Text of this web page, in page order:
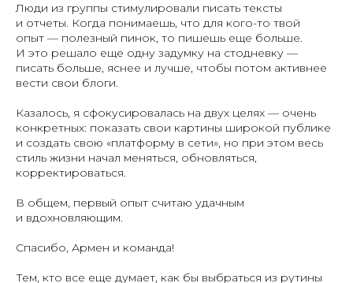
Люди из группы стимулировали писать тексты
и отчеты. Когда понимаешь, что для кого-то твой
опыт — полезный пинок, то пишешь еще больше.
И это решало еще одну задумку на стодневку —
писать больше, яснее и лучше, чтобы потом активнее
вести свои блоги.
Казалось, я сфокусировалась на двух целях — очень
конкретных: показать свои картины широкой публике
и создать свою «платформу в сети», но при этом весь
стиль жизни начал меняться, обновляться,
корректироваться.
В общем, первый опыт считаю удачным
и вдохновляющим.
Спасибо, Армен и команда!
Тем, кто все еще думает, как бы выбраться из рутины